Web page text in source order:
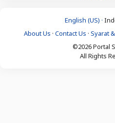
English (US) ·
About Us · Contact Us · Syarat
©2026 Portal
All Rights